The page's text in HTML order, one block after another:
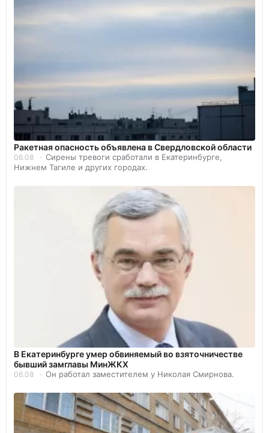
️Ракетная опасность объявлена в Свердловской области
06.08
Сирены тревоги сработали в Екатеринбурге,
Нижнем Тагиле и других городах.
В Екатеринбурге умер обвиняемый во взяточничестве
бывший замглавы МинЖКХ
06.08 Он работал заместителем у Николая Смирнова.